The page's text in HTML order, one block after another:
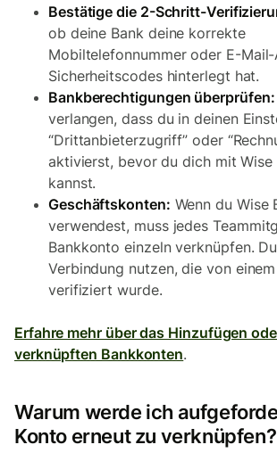
Bestätige die 2-Schritt-
ob deine Bank deine korrekte
Mobiltelefonnummer oder E-
Sicherheitscodes hinterlegt hat.
Bankberechtigungen überprüfen:
verlangen, dass du in deinen
“Drittanbieterzugriff” oder
aktivierst, bevor du dich mit Wise
kannst.
Geschäftskonten: Wenn du Wise
verwendest, muss jedes
Bankkonto einzeln verknüpfen.
Verbindung nutzen, die von
verifiziert wurde.
Erfahre mehr über das Hinzufügen
verknüpften Bankkonten.
Warum werde ich
Konto erneut zu verknüpfen?